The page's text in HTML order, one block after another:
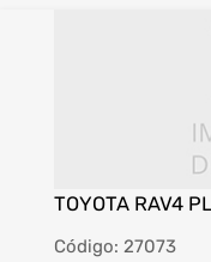
TOYOTA RAV4
Código: 27073